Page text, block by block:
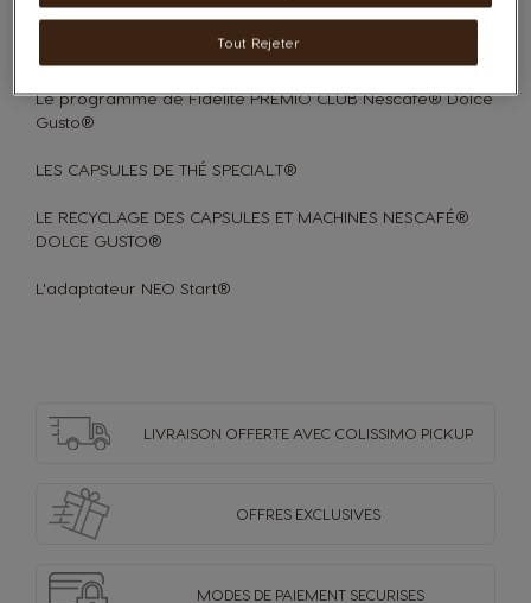
Mes codes de réduction et avis sur les produits
Le programme de Fidélité PREMIO CLUB Nescafé® Dolce
Gusto®
LES CAPSULES DE THÉ SPECIAL.T®
LE RECYCLAGE DES CAPSULES ET MACHINES NESCAFÉ®
DOLCE GUSTO®
L'adaptateur NEO Start®
LIVRAISON OFFERTE AVEC COLISSIMO PICKUP
OFFRES EXCLUSIVES
MODES DE PAIEMENTSECURISES
Tout Rejeter